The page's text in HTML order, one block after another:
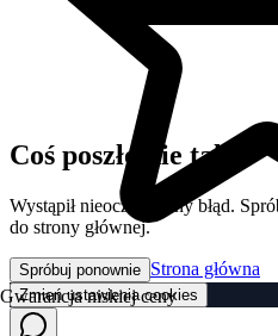
Gwarancja niskiej ceny
Coś poszło nie tak
Wystąpił nieoczekiwany błąd.
do strony głównej.
Spróbuj ponownie Strona główna
Zmień ustawienia cookies